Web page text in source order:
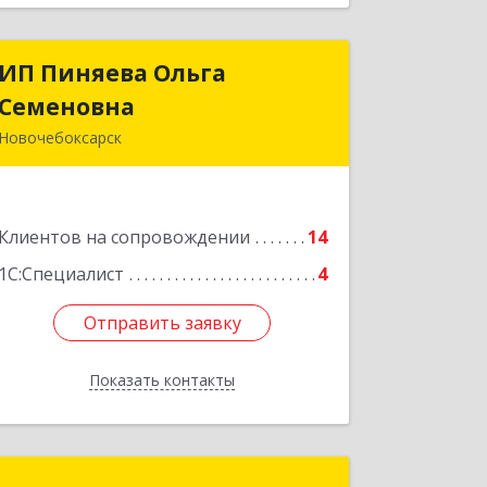
ИП Пиняева Ольга
Семеновна
Новочебоксарск
Клиентов на сопровождении
14
1С:Специалист
4
Отправить заявку
Показать контакты
ИП Пиняева Ольга
кв.141
Отправить заявку
Назад